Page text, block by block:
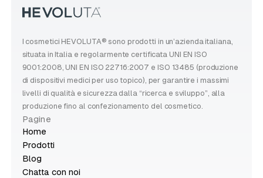
I cosmetici HEVOLUTA® sono prodotti in un’azienda italiana,
situata in Italia e regolarmente certificata UNI EN ISO
9001:2008, UNI EN ISO 22716:2007 e ISO 13485 (produzione
di dispositivi medici per uso topico), per garantire i massimi
livelli di qualità e sicurezza dalla “ricerca e sviluppo”, alla
produzione fino al confezionamento del cosmetico.
Pagine
Home
Prodotti
Blog
Chatta con noi